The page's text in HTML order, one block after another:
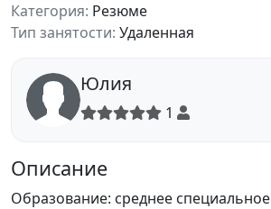
Категория: Резюме
Тип занятости: Удаленная
Юлия
1
Описание
Образование: среднее специальное